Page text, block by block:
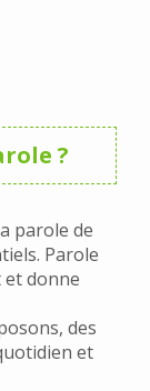
?
parole de
Parole
et donne
des
et